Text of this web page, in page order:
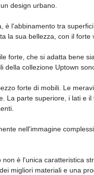
design urbano.
è l'abbinamento tra
la sua bellezza, con il forte
forte, che si adatta bene
della collezione Uptown
forte di mobili. Le
La parte superiore, i lati e
nell'immagine
è l'unica caratteristica
migliori materiali e una